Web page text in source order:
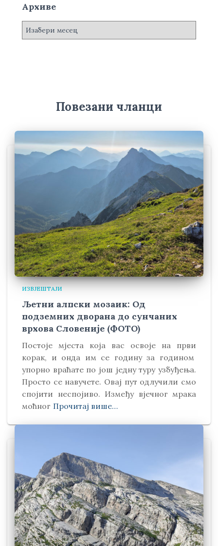
Архиве
А
Повезани чланци
ИЗВЈЕШТАЈИ
Љетни алпски мозаик: Од
подземних дворана до сунчаних
врхова Словеније (ФОТО)
Постоје мјеста која вас освоје на први
корак, и онда им се годину за годином
упорно враћате по још једну туру узбуђења.
Просто се навучете. Овај пут одлучили смо
спојити неспојиво. Између вјечног мрака
моћног Прочитај више…